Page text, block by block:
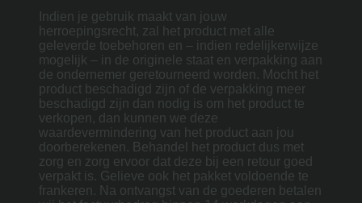
Indien je gebruik maakt van jouw
herroepingsrecht, zal het product met alle
geleverde toebehoren en – indien redelijkerwijze
mogelijk – in de originele staat en verpakking aan
de ondernemer geretourneerd worden. Mocht het
product beschadigd zijn of de verpakking meer
beschadigd zijn dan nodig is om het product te
verkopen, dan kunnen we deze
waardevermindering van het product aan jou
doorberekenen. Behandel het product dus met
zorg en zorg ervoor dat deze bij een retour goed
verpakt is. Gelieve ook het pakket voldoende te
frankeren. Na ontvangst van de goederen betalen